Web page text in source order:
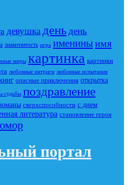
девушка день день
знаменитость игра имениныимя
иные миры картинка картинки
любовные интриги любовные испытания
опасные приключения открытка
судьбы поздравление
сверхспособности с днем
литература становление героя
портал